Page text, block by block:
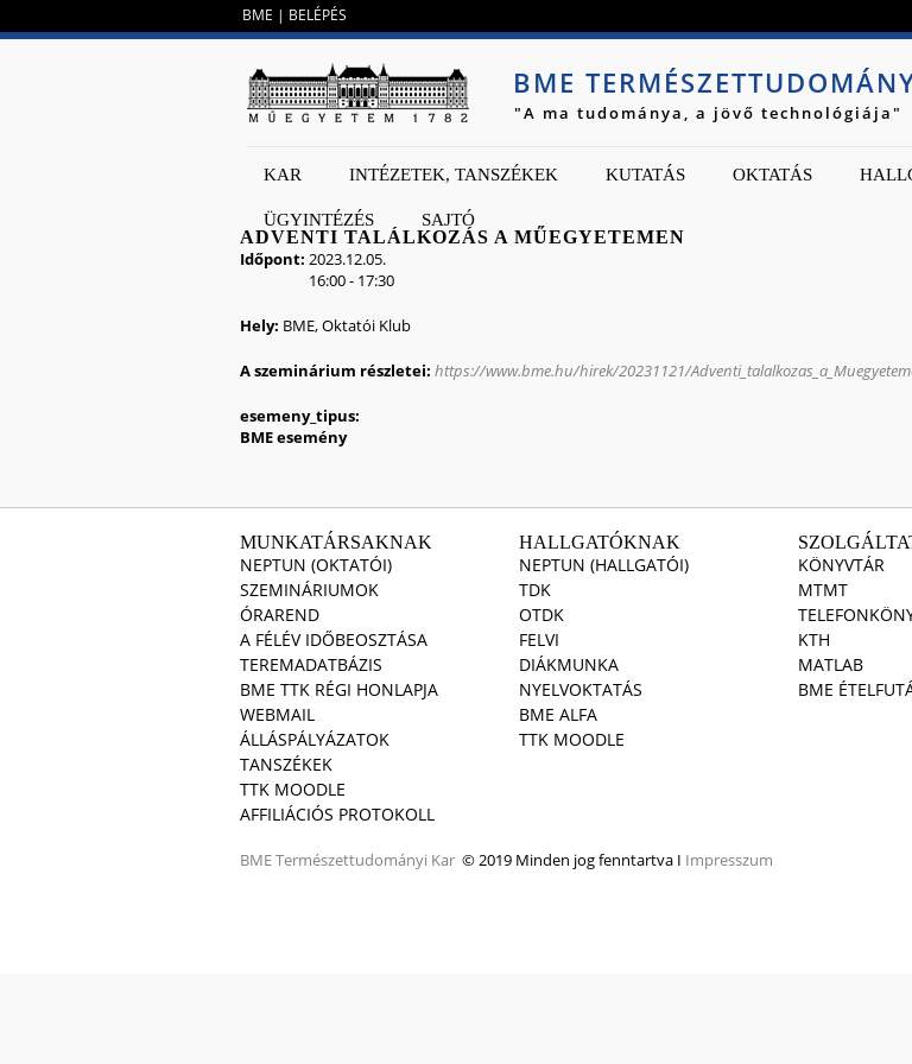
BME | BELÉPÉS
BME
"A ma tudománya, a jövő technológiája"
KAR INTÉZETEK, TANSZÉKEK KUTATÁS OKTATÁS
ÜGYINTÉZÉS SAJTÓ
ADVENTI TALÁLKOZÁS A MŰEGYETEMEN
Időpont: 2023.12.05.
16:00- 17:30
Hely: BME, Oktatói Klub
A szeminárium részletei: https://www.bme.hu/hirek/20231121/
esemeny_tipus:
BME esemény
MUNKATÁRSAKNAK
NEPTUN (OKTATÓI)
SZEMINÁRIUMOK
ÓRAREND
A FÉLÉV IDŐBEOSZTÁSA
TEREMADATBÁZIS
BME TTK RÉGI HONLAPJA
WEBMAIL
ÁLLÁSPÁLYÁZATOK
TANSZÉKEK
TTK MOODLE
AFFILIÁCIÓS PROTOKOLL
BMETermészettudományi Kar © 2019 Minden jog fenntartva I Impresszum
HALLGATÓKNAK
NEPTUN (HALLGATÓI)
TDK
OTDK
FELVI
DIÁKMUNKA
NYELVOKTATÁS
BME ALFA
TTK MOODLE
KÖNYVTÁR
MTMT
KTH
MATLAB
BME